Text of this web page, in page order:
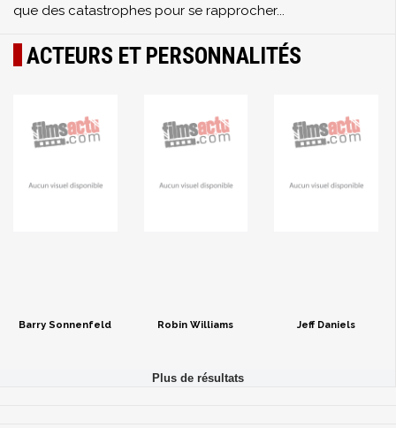
que des catastrophes pour se rapprocher...
ACTEURS ET PERSONNALITÉS
Barry Sonnenfeld Robin Williams Jeff Daniels